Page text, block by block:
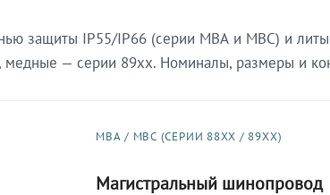
защиты IP55/IP66 (серии МВА и МВС) и
— серии 89xx. Номиналы, размеры и
МВА / МВС (СЕРИИ 88XX / 89XX)
Магистральный шинопровод